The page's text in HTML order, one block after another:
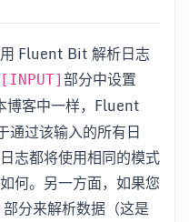
Fluent Bit 解析日志
[INPUT] 部分中设置
博客中一样，Fluent
通过该输入的所有日
志都将使用相同的模式
何。另一方面，如果您
部分来解析数据（这是